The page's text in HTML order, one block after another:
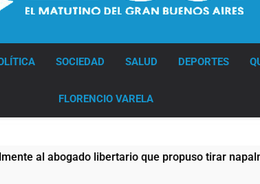
SOCIEDAD SALUD DEPORTES
FLORENCIO VARELA
libertario que propuso tirar napalm sobre el